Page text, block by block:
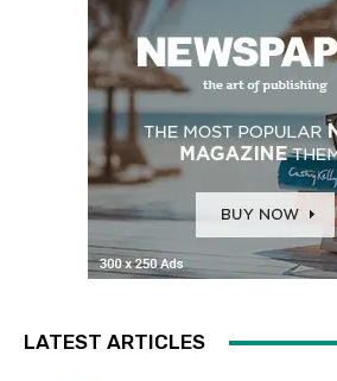
LATEST ARTICLES